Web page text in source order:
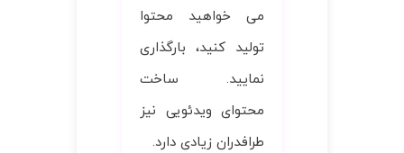
می خواهید محتوا
تولید کنید، بارگذاری
نمایید. ساخت
محتوای ویدئویی نیز
طرافدران زیادی دارد.